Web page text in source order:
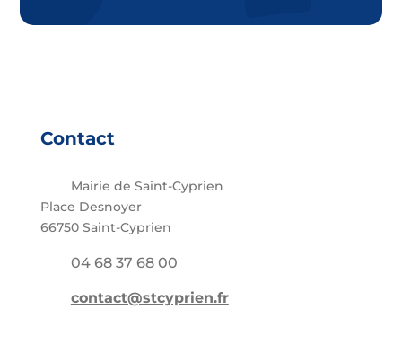
Contact
Mairie de Saint-Cyprien
Place Desnoyer
66750 Saint-Cyprien
04 68 37 68 00
contact@stcyprien.fr